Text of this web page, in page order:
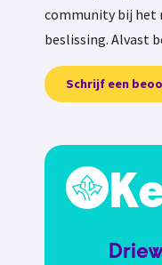
community bij het
beslissing. Alvast
Schrijf een